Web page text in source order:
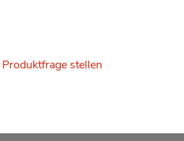
Produktfrage stellen